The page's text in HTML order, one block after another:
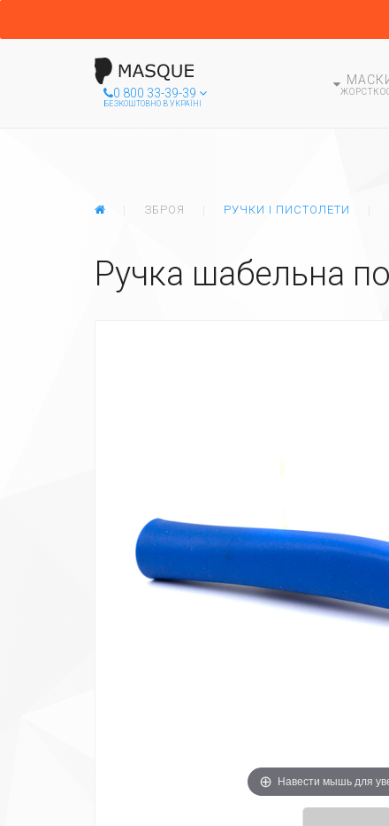
0 800 33-39-39
БЕЗКОШТОВНО В УКРАЇНІ
ГЛАВНАЯЗБРОЯ РУЧКИ І ПИСТОЛЕТИ
Ручка шабельна
Навести мышь для